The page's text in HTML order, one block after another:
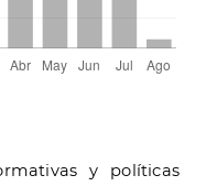
y políticas